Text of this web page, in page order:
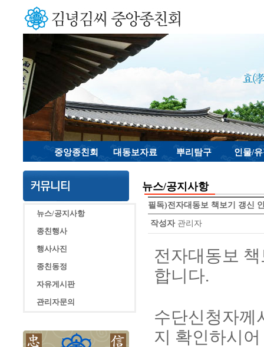
중앙종친회 대동보자료 뿌리탐구 인물/
뉴스/공지사항
종친행사
행사사진
종친동정
자유게시판
관리자문의
뉴스/공지사항
필독)전자대동보 책보기 갱신
작성자 관리자
전자대동보
합니다.
수단신청자께
지 확인하시어